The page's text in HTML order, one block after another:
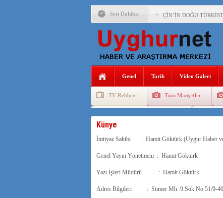
Son Dakika ÇİN’İN DOĞU
DİYANET
ÇİN’İN UYGUR
MHP’DEN URUMÇİ
SAADET PARTİSİ
İŞGALCİ ÇİN,DOĞU
Genel Tarih Video Galeri
TV Rehberi Tüm Manşetler
Uygurlarda Düğün ve Cenaze
Künye
İmtiyaz Sahibi : Hamit Göktürk (Uygur Haber
Genel Yayın Yönetmeni : Hamit Göktürk
Yazı İşleri Müdürü : Hamit Göktürk
Adres Bilgileri : Sümer Mh. 9.Sok.No.51/9-